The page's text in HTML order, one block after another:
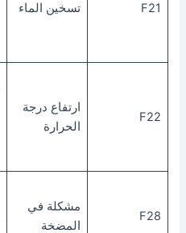
F21 تسخين الماء
F22
ارتفاع درجة
الحرارة
F28
مشكلة في
المضخة